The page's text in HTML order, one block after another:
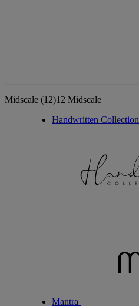
Midscale (12)12 Midscale
Handwritten Collection
Mantra